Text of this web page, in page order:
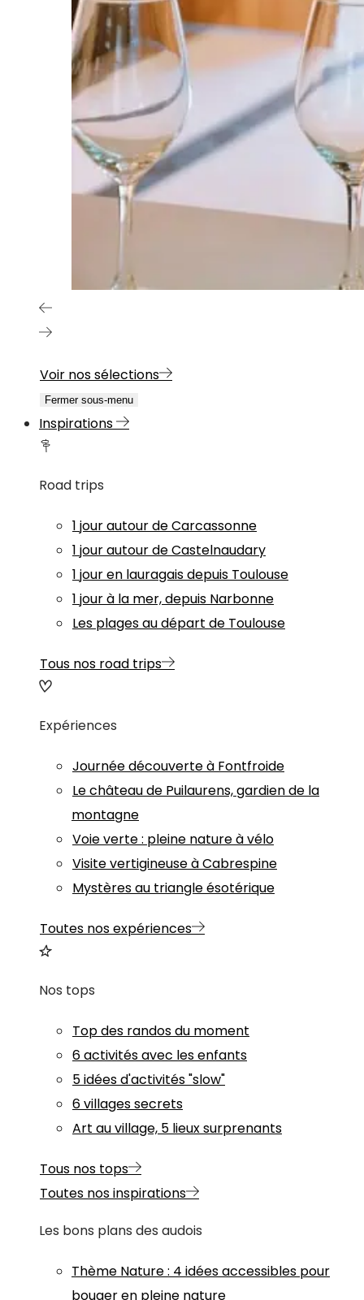
Voir nos sélections
Fermer sous-menu
Inspirations
Road trips
1 jour autour de Carcassonne
1 jour autour de Castelnaudary
1 jour en lauragais depuis Toulouse
1 jour à la mer, depuis Narbonne
Les plages au départ de Toulouse
Tous nos road trips
Expériences
Journée découverte à Fontfroide
Le château de Puilaurens, gardien de la
montagne
Voie verte : pleine nature à vélo
Visite vertigineuse à Cabrespine
Mystères au triangle ésotérique
Toutes nos expériences
Nos tops
Top des randos du moment
6 activités avec les enfants
5 idées d'activités "slow"
6 villages secrets
Art au village, 5 lieux surprenants
Tous nos tops
Toutes nos inspirations
Les bons plans des audois
Thème Nature: 4 idées accessibles pour
bouger en pleine nature